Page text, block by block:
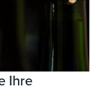
Ihre